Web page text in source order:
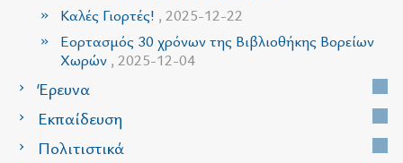
Καλές Γιορτές! , 2025-12-22
Εορτασμός 30 χρόνων της Βιβλιοθήκης Βορείων
Χωρών , 2025-12-04
Έρευνα
Εκπαίδευση
Πολιτιστικά